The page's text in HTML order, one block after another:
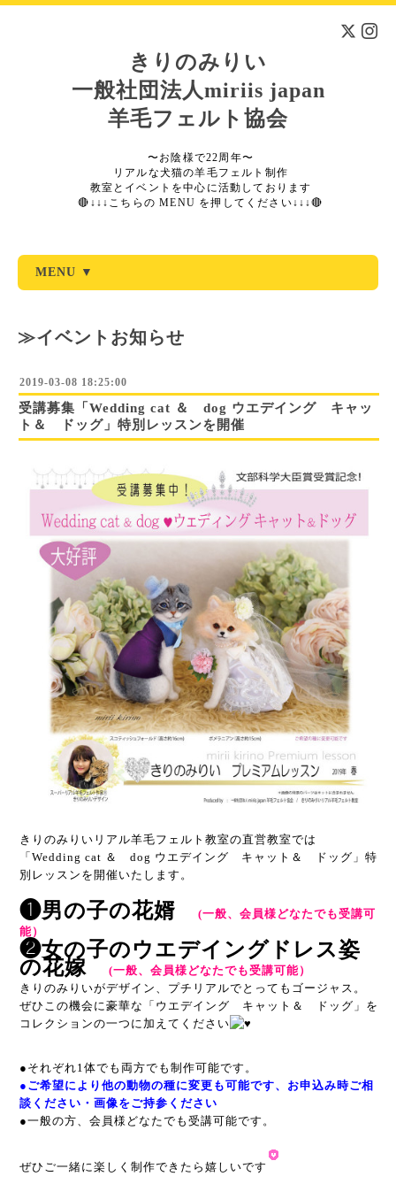
きりのみりい
一般社団法人miriis japan
羊毛フェルト協会
〜お陰様で22周年〜
リアルな犬猫の羊毛フェルト制作
教室とイベントを中心に活動しております
🔴↓↓↓こちらの MENU を押してください↓↓↓🔴
MENU ▼
≫イベントお知らせ
2019-03-08 18:25:00
受講募集「Wedding cat ＆ dog ウエデイング キャッ
ト＆ ドッグ」特別レッスンを開催
きりのみりいリアル羊毛フェルト教室の直営教室では
「Wedding cat ＆ dog ウエデイング キャット＆ ドッグ」特
別レッスンを開催いたします。
❶男の子の花婿
(一般、会員様どなたでも受講可
能）
❷女の子のウエデイングドレス姿
の花嫁
(一般、会員様どなたでも受講可能）
きりのみりいがデザイン、 プチリアルでとってもゴージャス。
ぜひこの機会に豪華な「 ウエデイング キャット＆ ドッグ」を
コレクションの一つに加えてください
●それぞれ1体でも 両方でも制作可能です。
●ご希望により他の動物の種に変更も可能です、お申込み時ご相
談ください・画像をご持参ください
●一般の方、会員様どなたでも受講可能です。
ぜひご一緒に楽しく制作できたら嬉しいです